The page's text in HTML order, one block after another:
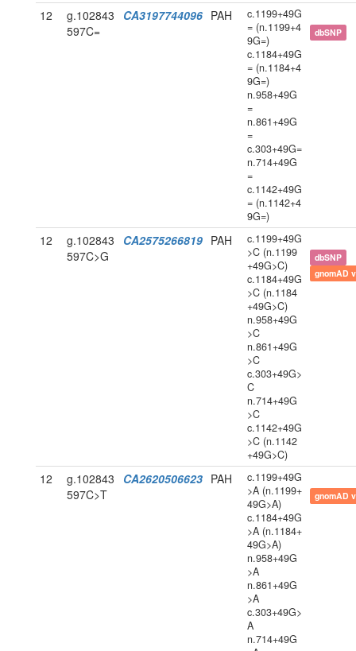
12
g.102843
597C=
CA3197744096 PAH
c.1199+49G
= (n.1199+4
9G=)
c.1184+49G
= (n.1184+4
9G=)
n.958+49G
=
n.861+49G
=
c.303+49G=
n.714+49G
=
c.1142+49G
= (n.1142+4
9G=)
dbSNP
12
g.102843
597C>G
CA2575266819 PAH
c.1199+49G
>C (n.1199
+49G>C)
c.1184+49G
>C (n.1184
+49G>C)
n.958+49G
>C
n.861+49G
>C
c.303+49G>
C
n.714+49G
>C
c.1142+49G
>C (n.1142
+49G>C)
dbSNP
gnomAD
12
g.102843
597C>T
CA2620506623 PAH
c.1199+49G
>A (n.1199+
49G>A)
c.1184+49G
>A (n.1184+
49G>A)
n.958+49G
>A
n.861+49G
>A
c.303+49G>
A
n.714+49G
gnomAD